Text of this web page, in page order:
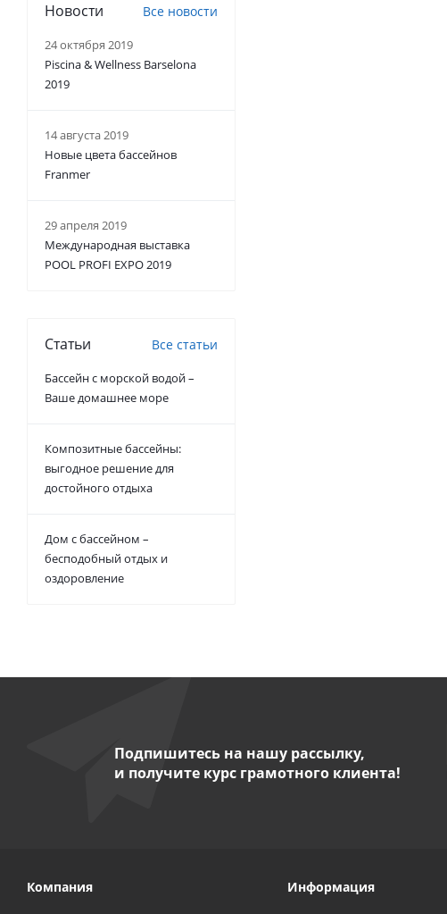
Новости Все новости
24 октября 2019
Piscina & Wellness Barselona
2019
14 августа 2019
Новые цвета бассейнов
Franmer
29 апреля 2019
Международная выставка
POOL PROFI EXPO 2019
Статьи Все статьи
Бассейн с морской водой –
Ваше домашнее море
Композитные бассейны:
выгодное решение для
достойного отдыха
Дом с бассейном –
бесподобный отдых и
оздоровление
Подпишитесь на нашу рассылку,
и получите курс грамотного клиента!
Компания Информация